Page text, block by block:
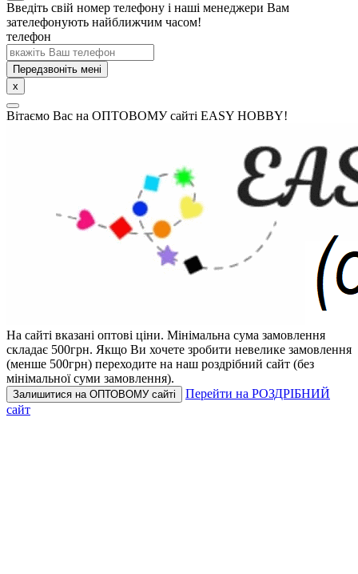
Введіть свій номер телефону і наші менеджери Вам
зателефонують найближчим часом!
телефон
Передзвоніть мені
x
Вітаємо Вас на ОПТОВОМУ сайті EASY HOBBY!
На сайті вказані оптові ціни. Мінімальна сума замовлення
складає 500грн. Якщо Ви хочете зробити невелике замовлення
(менше 500грн) переходите на наш роздрібний сайт (без
мінімальної суми замовлення).
Залишитися на ОПТОВОМУ сайті
Перейти на РОЗДРІБНИЙ
сайт